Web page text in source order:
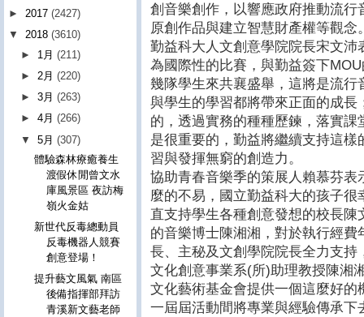
創音樂創作，以響應政府推動流
原創作品與建立智慧財產權等觀念
勤益科大人文創意學院院長宋文
為國際性的比賽，與勤益簽下
幾隊學生來共襄盛舉，這將是流
與學生的學習都將帶來正面的成
的，透過實務的種種歷鍊，落實
是很重要的，勤益將繼續支持這
習與發揮無窮的創造力。
協助青春音樂季的策展人賴慕芬
麼的不易，國立勤益科大的孩子
直支持學生各種創意發想的校長
的音樂博士陳湘湘，對於執行經
長、主秘及文創學院院長全力支持
文化創意事業系(所)助理教授陳湘
文化藝術基金會提供一個這麼好
一屆屆活動間將專業與經驗傳承
► 2017 (2427)
▼ 2018 (3610)
► 1月(211)
► 2月(220)
►3月(263)
►4月(266)
▼5月(307)
體驗森林療癒養生
渡假休閒曾文水
庫風景區 夜訪梅
嶺火金姑
新世代反毒總動員
反毒機器人競賽
創意登場！
提升藝文風氣 南區
後備指揮部拜訪
青溪新文藝老師